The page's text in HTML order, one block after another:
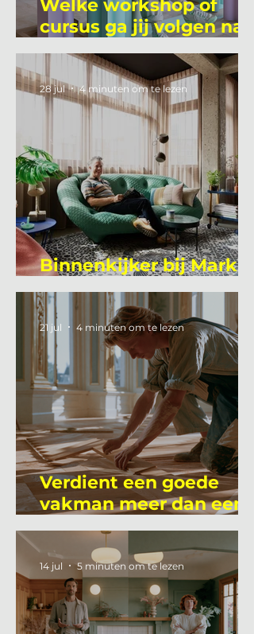
Welke workshop of
cursus ga jij volgen na
je vakantie?
Binnenkijker bij Mark
Mutsaers
28 jul 4 minuten om te lezen
Verdient een goede
vakman meer dan een
gemiddelde
academicus?
21 jul 4 minuten om te lezen
14 jul 5 minuten om te lezen